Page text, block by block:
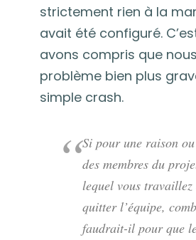
strictement rien à la
avait été configuré.
avons compris que
problème bien plus
simple crash.
Si pour une raison
des membres du
lequel vous travaillez
quitter l’équipe,
faudrait-il pour que